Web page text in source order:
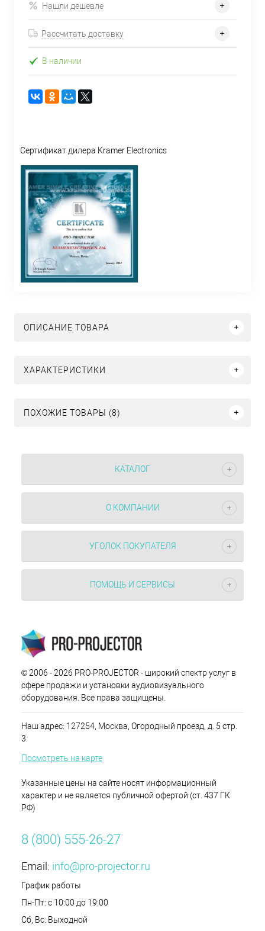
Нашли дешевле
Рассчитать доставку
В наличии
Сертификат дилера Kramer Electronics
ОПИСАНИЕ ТОВАРА
ХАРАКТЕРИСТИКИ
ПОХОЖИЕ ТОВАРЫ (8)
КАТАЛОГ
О КОМПАНИИ
УГОЛОК ПОКУПАТЕЛЯ
ПОМОЩЬ И СЕРВИСЫ
© 2006 - 2026 PRO-PROJECTOR - широкий спектр услуг в
сфере продажи и установки аудиовизуального
оборудования. Все права защищены.
Наш адрес: 127254, Москва, Огородный проезд, д. 5 стр.
3.
Посмотреть на карте
Указанные цены на сайте носят информационный
характер и не является публичной офертой (ст. 437 ГК
РФ)
8 (800) 555-26-27
Email: info@pro-projector.ru
График работы
Пн-Пт: с 10:00 до 19:00
Сб, Вс: Выходной